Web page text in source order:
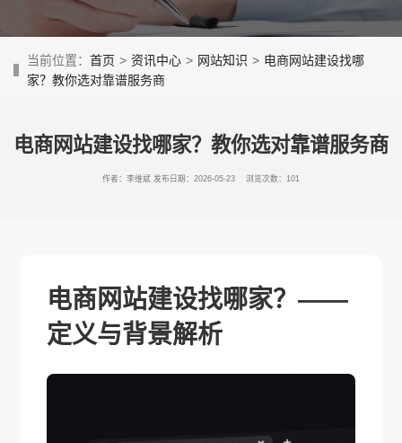
当前位置： 首页 > 资讯中心 > 网站知识 > 电商网站建设找哪
家？教你选对靠谱服务商
电商网站建设找哪家？教你选对靠谱服务商
作者：李维斌 发布日期：2026-05-23 浏览次数：101
电商网站建设找哪家？——
定义与背景解析